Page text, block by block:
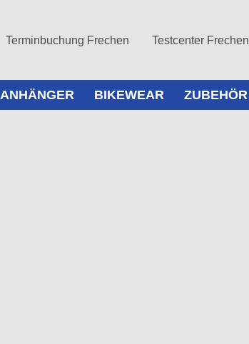
Terminbuchung Frechen Testcenter Frechen
ANHÄNGER BIKEWEAR ZUBEHÖR